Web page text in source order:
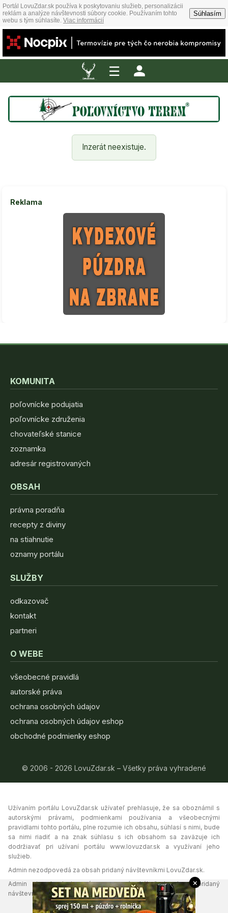
Portál LovuZdar.sk používa k poskytovaniu služieb, personalizácii
reklám a analýze návštevnosti súbory cookie. Používaním tohto
webu s tým súhlasíte. Viac informácií
Súhlasím
☰
Inzerát neexistuje.
Reklama
KOMUNITA
poľovnícke podujatia
poľovnícke združenia
chovateľské stanice
zoznamka
adresár registrovaných
OBSAH
právna poradňa
recepty z diviny
na stiahnutie
oznamy portálu
SLUŽBY
odkazovač
kontakt
partneri
O WEBE
všeobecné pravidlá
autorské práva
ochrana osobných údajov
ochrana osobných údajov eshop
obchodné podmienky eshop
© 2006 - 2026 LovuZdar.sk – Všetky práva vyhradené
Užívaním portálu LovuZdar.sk užívateľ prehlasuje, že sa oboznámil s
autorskými právami, podmienkami používania a všeobecnými
pravidlami tohto portálu, plne rozumie ich obsahu, súhlasí s nimi, bude
sa nimi riadiť a na znak súhlasu s ich obsahom sa zaväzuje ich
dodržiavať pri užívaní portálu www.lovuzdar.sk a využívaní jeho
služieb.
Admin nezodpovedá za obsah pridaný návštevníkmi LovuZdar.sk.
Admin si vyhradzuje právo vymazať akýkoľvek obsah pridaný
návštevníkmi portálu, ak tak uzná za vhodné.
×